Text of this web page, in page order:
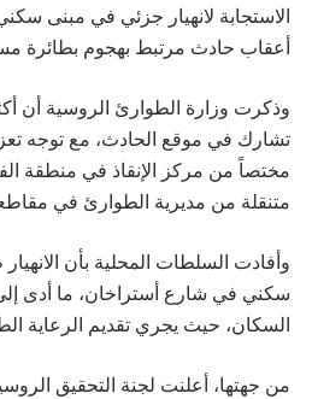
الاستجابة لانهيار جزئي في مبنى
أعقاب حادث مرتبط بهجوم بطائرة
مختصاً من مركز الإنقاذ في منطقة
متنقلة من مديرية الطوارئ في
وأفادت السلطات المحلية بأن
سكني في شارع أستراخان، ما أدى
السكان، حيث يجري تقديم الرعاية
من جهتها، أعلنت لجنة التحقيق